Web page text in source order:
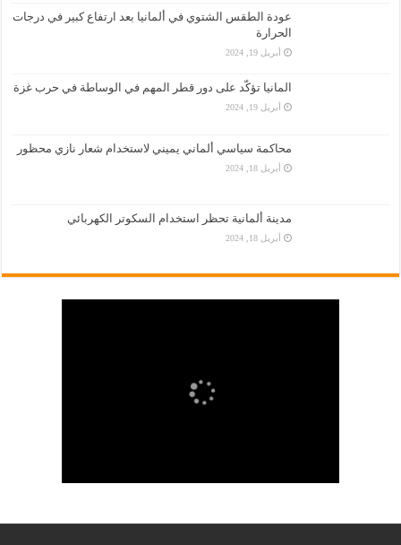
عودة الطقس الشتوي في ألمانيا بعد ارتفاع كبير في درجات
الحرارة
أبريل 19, 2024
المانيا تؤكّد على دور قطر المهم في الوساطة في حرب غزة
أبريل 19, 2024
محاكمة سياسي ألماني يميني لاستخدام شعار نازي محظور
أبريل 18, 2024
مدينة ألمانية تحظر استخدام السكوتر الكهربائي
أبريل 18, 2024